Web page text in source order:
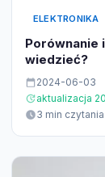
ELEKTRONIKA
Porównanie
wiedzieć?
2024-06-03
aktualizacja
3 min czytania